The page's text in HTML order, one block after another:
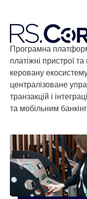
Програмна
платіжні пристрої
керовану
централізоване
транзакцій і
та мобільним